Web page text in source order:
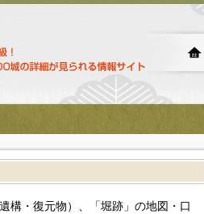
構・復元物）、「堀跡」の地図・口